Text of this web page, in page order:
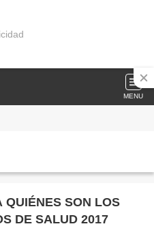
MENU
QUIÉNES SON LOS
DE SALUD 2017